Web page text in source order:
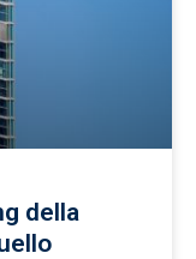
della